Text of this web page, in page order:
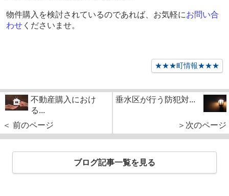
物件購入を検討されているのであれば、お気軽にお問い合
わせくださいませ。
★★★町情報★★★
不動産購入におけ
る...
＜ 前のページ
垂水区が行う防犯対...
＞次のページ
ブログ記事一覧を見る